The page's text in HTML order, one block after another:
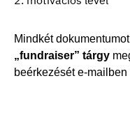
Mindkét
„fundraiser” tárgy
beérkezését e-